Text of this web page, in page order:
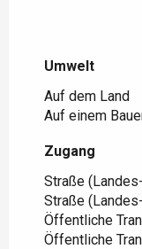
Umwelt
Umwelt
Auf dem Land
Auf einem
Zugang
Zugang
Straße
Straße
Öffentliche
Öffentliche